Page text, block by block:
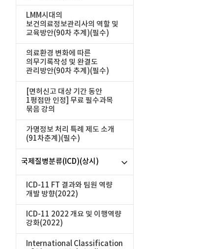
LMM시대의
보건의료정보관리사의 역할 및
교육방안(90차 추계)(필수)
의료환경 변화에 따른
의무기록작성 및 완결도
관리방안(90차 추계)(필수)
[면허신고 대상 기간 동안
1평점만 인정] 무료 필수과목
묶음 강의
가명정보 처리 특례 제도 소개
(91차춘계)(필수)
국제질병분류(ICD)(상시)
ICD-11 FT 결과와 팀원 역량
개발 방향(2022)
ICD-11 2022 개요 및 이행역량
강화(2022)
International Classification